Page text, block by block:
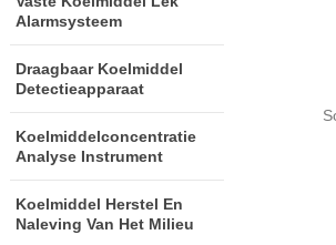
Alarmsysteem
Draagbaar Koelmiddel
Detectieapparaat
Koelmiddelconcentratie
Analyse Instrument
Koelmiddel Herstel En
Naleving Van Het Milieu